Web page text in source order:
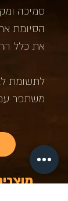
סמיכה
הסיומת
את כלל
לתשומת
משתפר